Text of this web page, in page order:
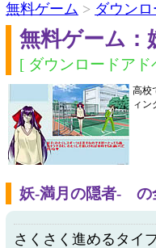
無料ゲーム > ダウン
無料ゲーム
[ ダウンロードア
高校
ィン
妖-満月の隠者- の
さくさく進めるタイ